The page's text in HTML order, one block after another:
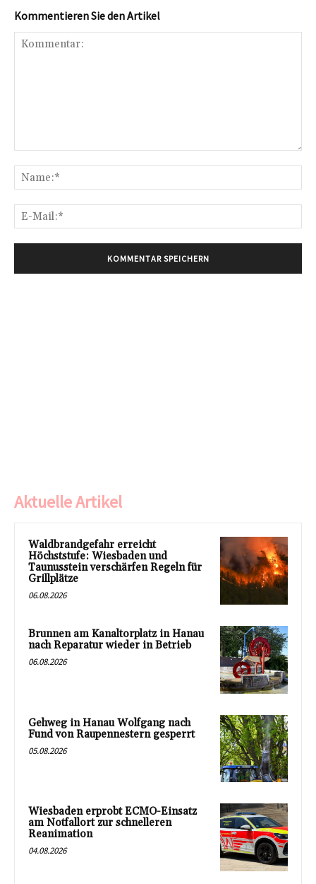
Kommentieren Sie den Artikel
Aktuelle Artikel
Waldbrandgefahr erreicht
Höchststufe: Wiesbaden und
Taunusstein verschärfen Regeln für
Grillplätze
06.08.2026
Brunnen am Kanaltorplatz in Hanau
nach Reparatur wieder in Betrieb
06.08.2026
Gehweg in Hanau Wolfgang nach
Fund von Raupennestern gesperrt
05.08.2026
Wiesbaden erprobt ECMO-Einsatz
am Notfallort zur schnelleren
Reanimation
04.08.2026